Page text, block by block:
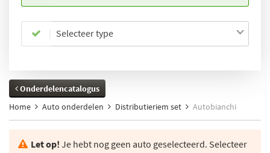
Selecteer type
Onderdelencatalogus
Home
Auto onderdelen Distributieriem set Autobianchi
Let op! Je hebt nog geen auto geselecteerd. Selecteer